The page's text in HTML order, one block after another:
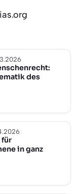
des
für
in ganz